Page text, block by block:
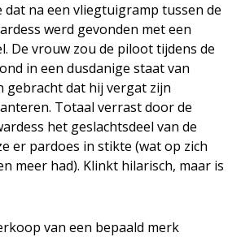
dat na een vliegtuigramp tussen de
werd gevonden met een
De vrouw zou de piloot tijdens de
in een dusdanige staat van
gebracht dat hij vergat zijn
Totaal verrast door de
het geslachtsdeel van de
er pardoes in stikte (wat op zich
meer had). Klinkt hilarisch, maar is
van een bepaald merk